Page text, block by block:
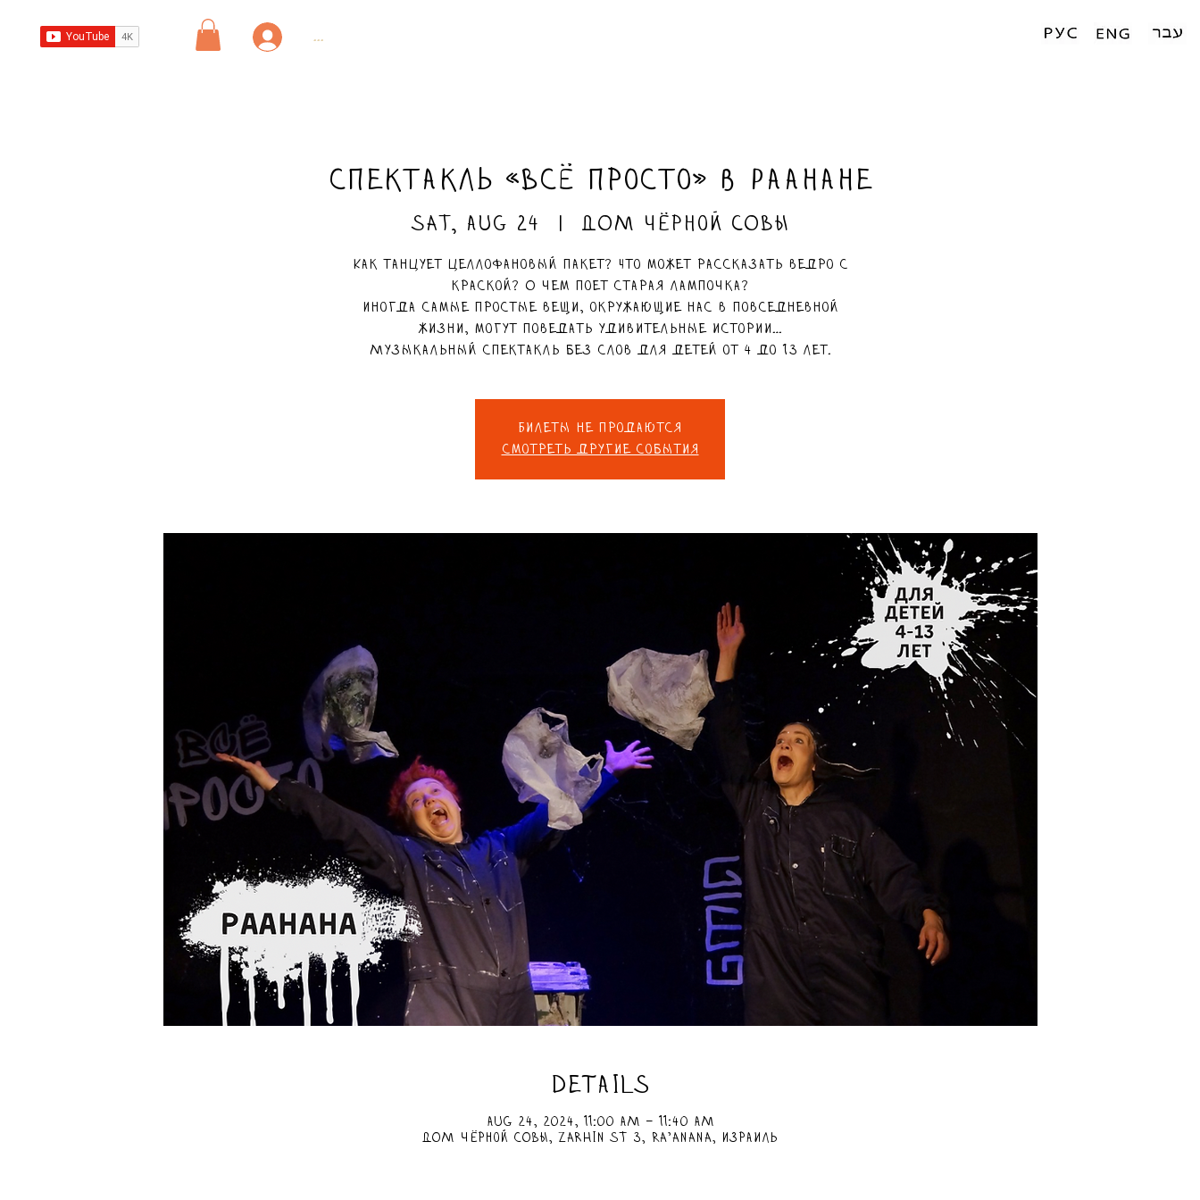
...
Спектакль «Всё просто» в Раанане
Sat, Aug 24
  |
ДОМ чёрной СОВЫ
Как танцует целлофановый пакет? Что может рассказать ведро с
краской? О чем поет старая лампочка?
Иногда самые простые вещи, окружающие нас в повседневной
жизни, могут поведать удивительные истории…
Музыкальный спектакль без слов для детей от 4 до 13 лет.
Билеты не продаются
Смотреть другие события
DETAILS
Aug 24, 2024, 11:00 AM – 11:40 AM
ДОМ чёрной СОВЫ, Zarhin St 3, Ra'anana, Израиль